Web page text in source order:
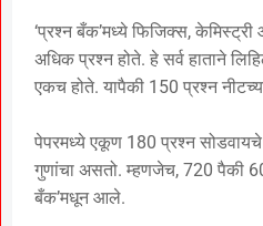
‘प्रश्न बँक’मध्ये फिजिक्स,
अधिक प्रश्न होते. हे सर्व हाताने
एकच होते. यापैकी 150 प्रश्न
पेपरमध्ये एकूण 180 प्रश्न
गुणांचा असतो. म्हणजेच, 720 पैकी
बँक’मधून आले.